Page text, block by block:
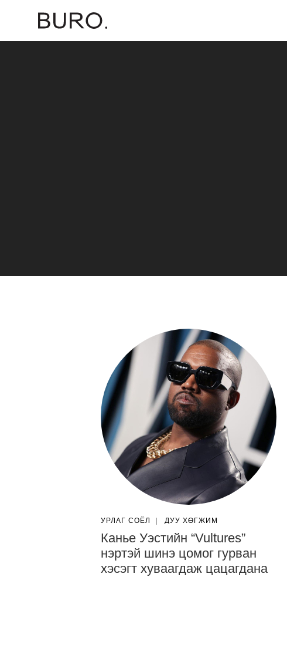
УРЛАГ СОЁЛ ДУУ ХӨГЖИМ
Канье Уэстийн “Vultures”
нэртэй шинэ цомог гурван
хэсэгт хуваагдаж цацагдана